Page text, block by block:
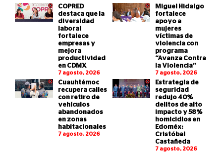
COPRED
destaca que la
diversidad
laboral
fortalece
empresas y
mejora
productividad
en CDMX
7 agosto, 2026
Miguel Hidalgo
fortalece
apoyo a
mujeres
víctimas de
violencia con
programa
“Avanza Contra
la Violencia”
7 agosto, 2026
Cuauhtémoc
recupera calles
con retiro de
vehículos
abandonados
en zonas
habitacionales
7 agosto, 2026
Estrategia de
seguridad
redujo 40%
delitos de alto
impacto y 58%
homicidios en
Edoméx:
Cristóbal
Castañeda
7 agosto, 2026